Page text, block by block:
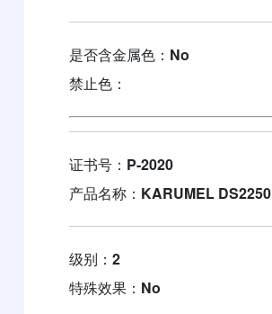
是否含金属色： No
禁止色：
证书号： P-2020
产品名称： KARUMEL DS2250
级别： 2
特殊效果： No